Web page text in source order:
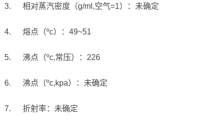
3. 相对蒸汽密度（g/ml,空气=1）：未确定
4. 熔点（ºc）：49~51
5. 沸点（ºc,常压）：226
6. 沸点（ºc,kpa）：未确定
7. 折射率：未确定